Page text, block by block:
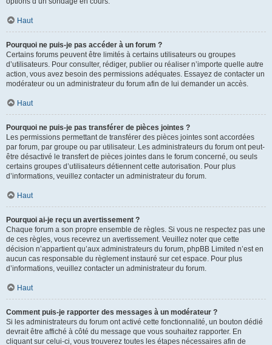
Haut
Pourquoi ne puis-je pas accéder à un forum ?
Certains forums peuvent être limités à certains utilisateurs ou groupes
d’utilisateurs. Pour consulter, rédiger, publier ou réaliser n’importe quelle autre
action, vous avez besoin des permissions adéquates. Essayez de contacter un
modérateur ou un administrateur du forum afin de lui demander un accès.
Haut
Pourquoi ne puis-je pas transférer de pièces jointes ?
Les permissions permettant de transférer des pièces jointes sont accordées
par forum, par groupe ou par utilisateur. Les administrateurs du forum ont peut-
être désactivé le transfert de pièces jointes dans le forum concerné, ou seuls
certains groupes d’utilisateurs détiennent cette autorisation. Pour plus
d’informations, veuillez contacter un administrateur du forum.
Haut
Pourquoi ai-je reçu un avertissement ?
Chaque forum a son propre ensemble de règles. Si vous ne respectez pas une
de ces règles, vous recevrez un avertissement. Veuillez noter que cette
décision n’appartient qu’aux administrateurs du forum, phpBB Limited n’est en
aucun cas responsable du règlement instauré sur cet espace. Pour plus
d’informations, veuillez contacter un administrateur du forum.
Haut
Comment puis-je rapporter des messages à un modérateur ?
Si les administrateurs du forum ont activé cette fonctionnalité, un bouton dédié
devrait être affiché à côté du message que vous souhaitez rapporter. En
cliquant sur celui-ci, vous trouverez toutes les étapes nécessaires afin de